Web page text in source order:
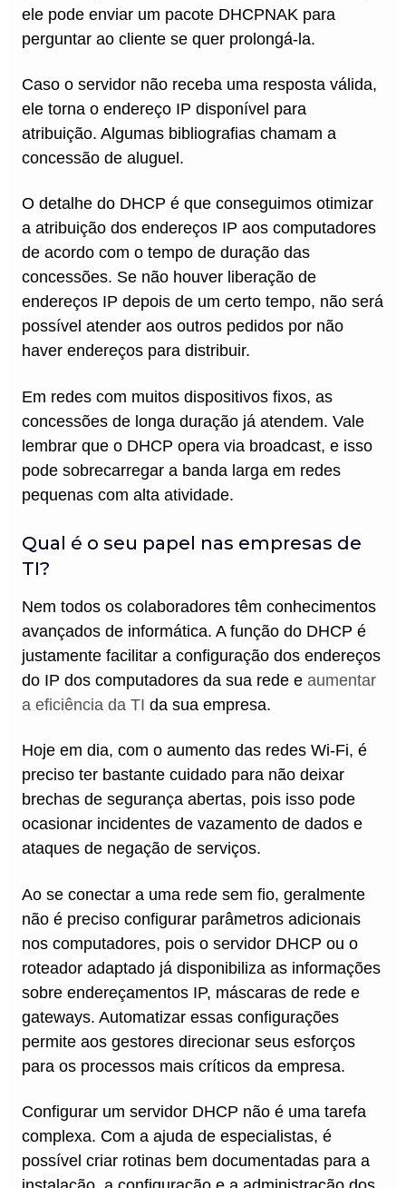
ele pode enviar um pacote DHCPNAK para
perguntar ao cliente se quer prolongá-la.
Caso o servidor não receba uma resposta válida,
ele torna o endereço IP disponível para
atribuição. Algumas bibliografias chamam a
concessão de aluguel.
O detalhe do DHCP é que conseguimos otimizar
a atribuição dos endereços IP aos computadores
de acordo com o tempo de duração das
concessões. Se não houver liberação de
endereços IP depois de um certo tempo, não será
possível atender aos outros pedidos por não
haver endereços para distribuir.
Em redes com muitos dispositivos fixos, as
concessões de longa duração já atendem. Vale
lembrar que o DHCP opera via broadcast, e isso
pode sobrecarregar a banda larga em redes
pequenas com alta atividade.
Qual é o seu papel nas empresas de
TI?
Nem todos os colaboradores têm conhecimentos
avançados de informática. A função do DHCP é
justamente facilitar a configuração dos endereços
do IP dos computadores da sua rede e aumentar
a eficiência da TI da sua empresa.
Hoje em dia, com o aumento das redes Wi-Fi, é
preciso ter bastante cuidado para não deixar
brechas de segurança abertas, pois isso pode
ocasionar incidentes de vazamento de dados e
ataques de negação de serviços.
Ao se conectar a uma rede sem fio, geralmente
não é preciso configurar parâmetros adicionais
nos computadores, pois o servidor DHCP ou o
roteador adaptado já disponibiliza as informações
sobre endereçamentos IP, máscaras de rede e
gateways. Automatizar essas configurações
permite aos gestores direcionar seus esforços
para os processos mais críticos da empresa.
Configurar um servidor DHCP não é uma tarefa
complexa. Com a ajuda de especialistas, é
possível criar rotinas bem documentadas para a